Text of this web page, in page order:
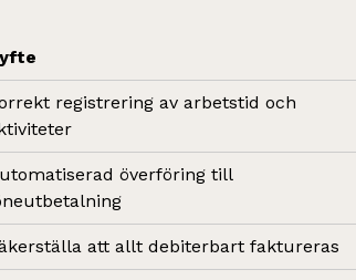
registrering av arbetstid och
överföring till
att allt debiterbart faktureras